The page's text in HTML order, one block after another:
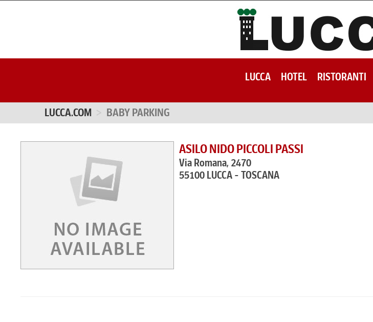
LUCCA HOTEL RISTORANTI
LUCCA.COM BABY PARKING
ASILO NIDO PICCOLI PASSI
Via Romana, 2470
55100 LUCCA - TOSCANA